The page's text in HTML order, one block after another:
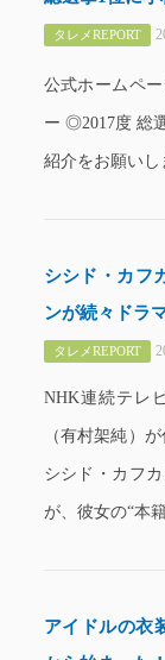
タレメREPORT
公式ホームペ
ー ◎2017度 総
紹介をお願い
シシド・カフ
ンが続々ドラ
タレメREPORT
NHK連続テレ
（有村架純）
シシド・カフ
が、彼女の“本
アイドルの衣